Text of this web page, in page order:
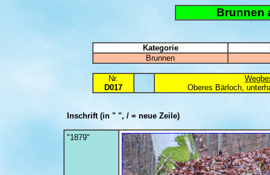
Brunnen
Kategorie
Brunnen
Nr.
D017
Oberes Bärloch,
Inschrift(in " ", / = neue Zeile)
"1879"